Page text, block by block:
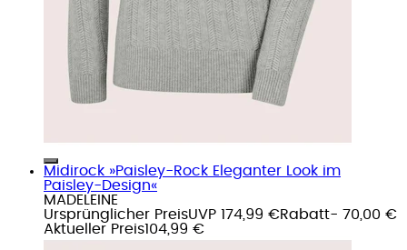
Midirock »Paisley-Rock Eleganter Look im
Paisley-Design«
MADELEINE
Ursprünglicher PreisUVP 174,99 €Rabatt- 70,00 €
Aktueller Preis104,99 €